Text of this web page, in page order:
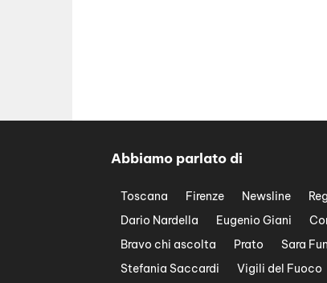
Abbiamo parlato di
Toscana Firenze Newsline
Dario Nardella
Eugenio Giani
Bravo chi ascolta
Prato Sara
Stefania Saccardi
Vigili del Fuoco